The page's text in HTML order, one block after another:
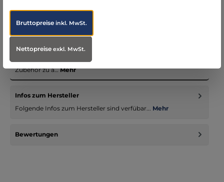
Beschreibung
Unsere Einsatzbekleidungssystem - nicht nur für Notärzte -
vereinigen passende Jacken, Hosen und entsprechendes
Zubehör zu a…Mehr
Infos zum Hersteller
Folgende Infos zum Hersteller sind verfübar... Mehr
Bewertungen
Bruttopreiseinkl. MwSt.
Nettopreiseexkl. MwSt.